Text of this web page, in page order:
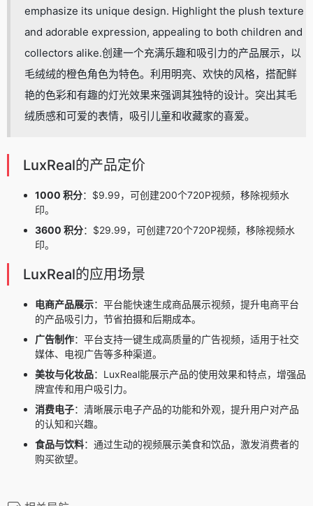
emphasize its unique design. Highlight the plush texture
and adorable expression, appealing to both children and
collectors alike.创建一个充满乐趣和吸引力的产品展示，以
毛绒绒的橙色角色为特色。利用明亮、欢快的风格，搭配鲜
艳的色彩和有趣的灯光效果来强调其独特的设计。突出其毛
绒质感和可爱的表情，吸引儿童和收藏家的喜爱。
LuxReal的产品定价
1000 积分：$9.99，可创建200个720P视频，移除视频水
印。
3600 积分：$29.99，可创建720个720P视频，移除视频水
印。
LuxReal的应用场景
电商产品展示：平台能快速生成商品展示视频，提升电商平台
的产品吸引力，节省拍摄和后期成本。
广告制作：平台支持一键生成高质量的广告视频，适用于社交
媒体、电视广告等多种渠道。
美妆与化妆品：LuxReal能展示产品的使用效果和特点，增强品
牌宣传和用户吸引力。
消费电子：清晰展示电子产品的功能和外观，提升用户对产品
的认知和兴趣。
食品与饮料：通过生动的视频展示美食和饮品，激发消费者的
购买欲望。